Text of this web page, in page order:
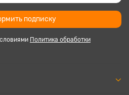
подписку
Политика обработки